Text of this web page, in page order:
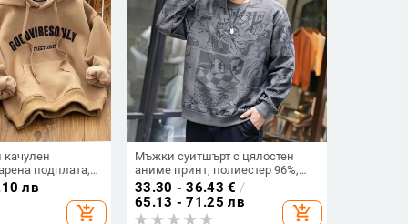
качулен
подплата,
унисекс
полиестер 90%
лв
add_shopping_cart
Мъжки суитшърт с цялостен
аниме принт, полиестер 96%,
250–300 г, пролетно‑есенен стил
33.30 - 36.43 € /
65.13 - 71.25 лв
add_shopping_cart